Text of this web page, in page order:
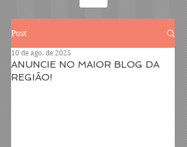
Post
ANUNCIE NO MAIOR BLOG DA
REGIÃO!
10 de ago. de 2025